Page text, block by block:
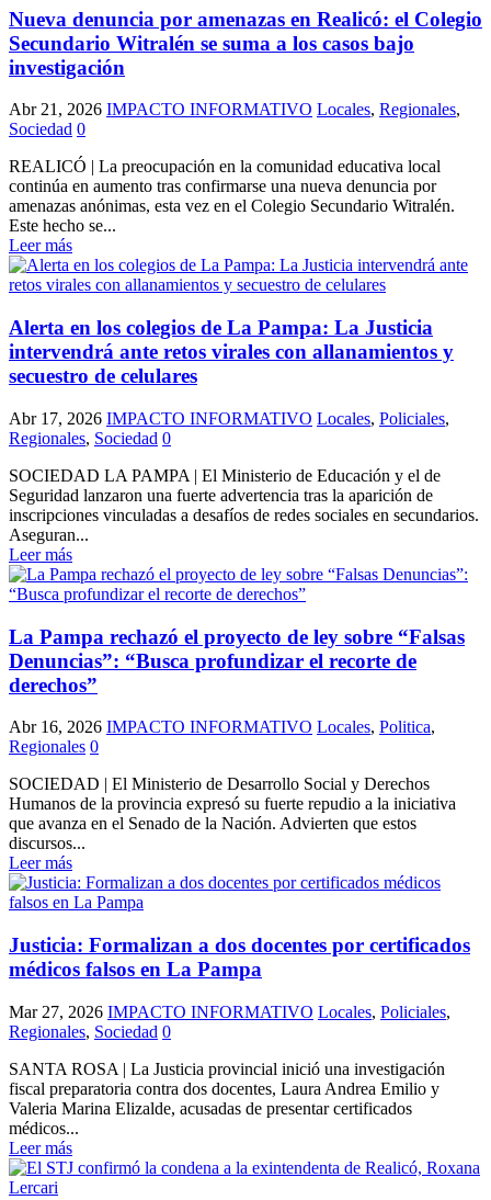
Nueva denuncia por amenazas en Realicó: el Colegio
Secundario Witralén se suma a los casos bajo
investigación
Abr 21, 2026 IMPACTO INFORMATIVO Locales, Regionales,
Sociedad 0
REALICÓ | La preocupación en la comunidad educativa local
continúa en aumento tras confirmarse una nueva denuncia por
amenazas anónimas, esta vez en el Colegio Secundario Witralén.
Este hecho se...
Leer más
Alerta en los colegios de La Pampa: La Justicia
intervendrá ante retos virales con allanamientos y
secuestro de celulares
Abr 17, 2026 IMPACTO INFORMATIVO Locales, Policiales,
Regionales, Sociedad 0
SOCIEDAD LA PAMPA | El Ministerio de Educación y el de
Seguridad lanzaron una fuerte advertencia tras la aparición de
inscripciones vinculadas a desafíos de redes sociales en secundarios.
Aseguran...
Leer más
La Pampa rechazó el proyecto de ley sobre “Falsas
Denuncias”: “Busca profundizar el recorte de
derechos”
Abr 16, 2026 IMPACTO INFORMATIVO Locales, Politica,
Regionales 0
SOCIEDAD | El Ministerio de Desarrollo Social y Derechos
Humanos de la provincia expresó su fuerte repudio a la iniciativa
que avanza en el Senado de la Nación. Advierten que estos
discursos...
Leer más
Justicia: Formalizan a dos docentes por certificados
médicos falsos en La Pampa
Mar 27, 2026 IMPACTO INFORMATIVO Locales, Policiales,
Regionales, Sociedad 0
SANTA ROSA | La Justicia provincial inició una investigación
fiscal preparatoria contra dos docentes, Laura Andrea Emilio y
Valeria Marina Elizalde, acusadas de presentar certificados
médicos...
Leer más